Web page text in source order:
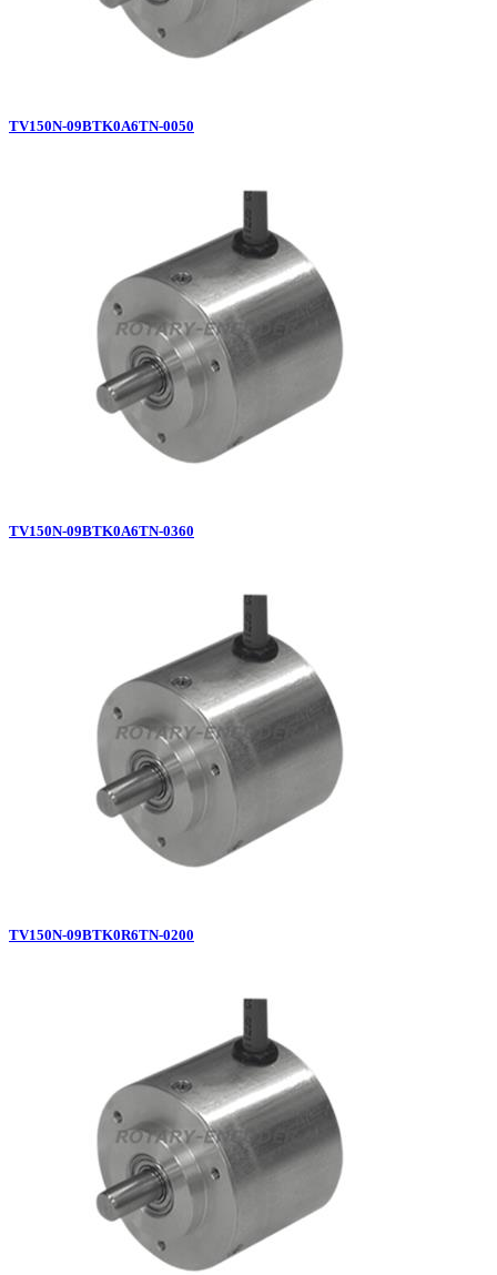
TV150N-09BTK0A6TN-0050
TV150N-09BTK0A6TN-0360
TV150N-09BTK0R6TN-0200